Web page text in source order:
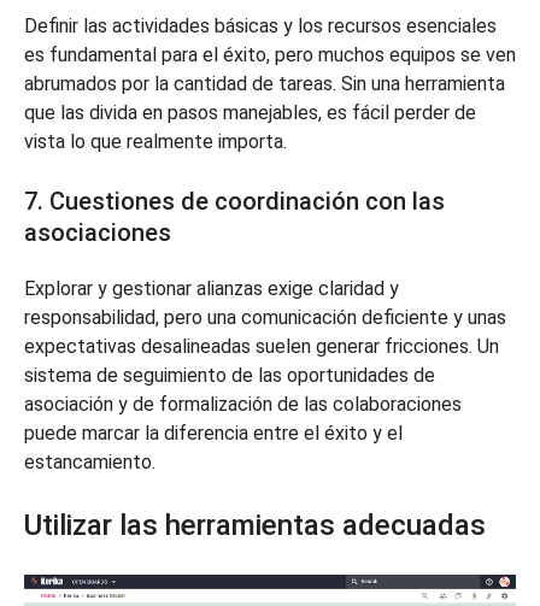
Definir las actividades básicas y los recursos esenciales
es fundamental para el éxito, pero muchos equipos se ven
abrumados por la cantidad de tareas. Sin una herramienta
que las divida en pasos manejables, es fácil perder de
vista lo que realmente importa.
7. Cuestiones de coordinación con las
asociaciones
Explorar y gestionar alianzas exige claridad y
responsabilidad, pero una comunicación deficiente y unas
expectativas desalineadas suelen generar fricciones. Un
sistema de seguimiento de las oportunidades de
asociación y de formalización de las colaboraciones
puede marcar la diferencia entre el éxito y el
estancamiento.
Utilizar las herramientas adecuadas